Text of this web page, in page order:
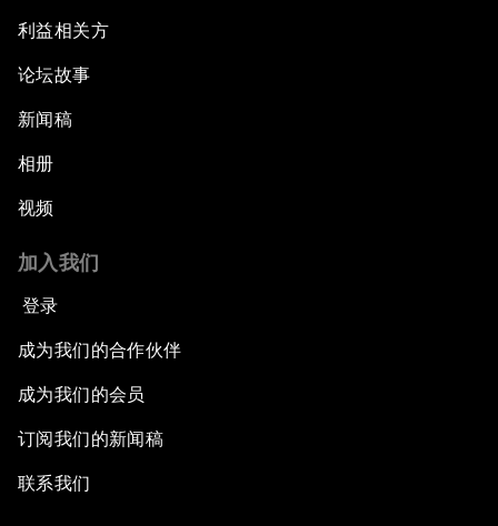
利益相关方
论坛故事
新闻稿
相册
视频
加入我们
登录
成为我们的合作伙伴
成为我们的会员
订阅我们的新闻稿
联系我们